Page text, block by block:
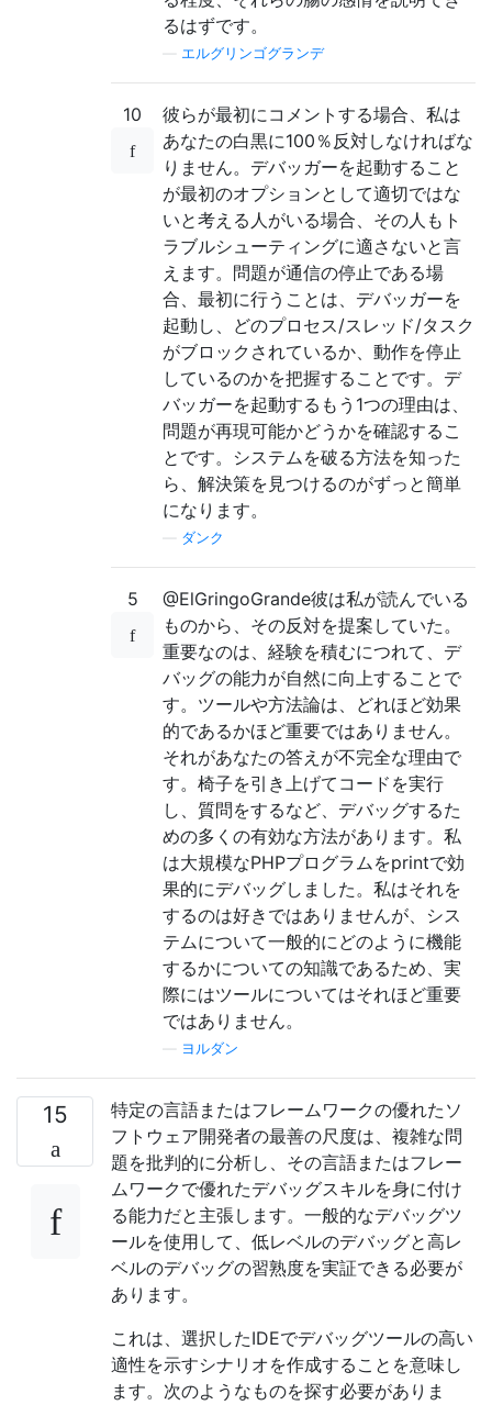
るはずです。
エルグリンゴグランデ
10
彼らが最初にコメントする場合、私は
あなたの白黒に100％反対しなければな
りません。デバッガーを起動すること
が最初のオプションとして適切ではな
いと考える人がいる場合、その人もト
ラブルシューティングに適さないと言
えます。問題が通信の停止である場
合、最初に行うことは、デバッガーを
起動し、どのプロセス/スレッド/タスク
がブロックされているか、動作を停止
しているのかを把握することです。デ
バッガーを起動するもう1つの理由は、
問題が再現可能かどうかを確認するこ
とです。システムを破る方法を知った
ら、解決策を見つけるのがずっと簡単
になります。
ダンク
5
@ElGringoGrande彼は私が読んでいる
ものから、その反対を提案していた。
重要なのは、経験を積むにつれて、デ
バッグの能力が自然に向上することで
す。ツールや方法論は、どれほど効果
的であるかほど重要ではありません。
それがあなたの答えが不完全な理由で
す。椅子を引き上げてコードを実行
し、質問をするなど、デバッグするた
めの多くの有効な方法があります。私
は大規模なPHPプログラムをprintで効
果的にデバッグしました。私はそれを
するのは好きではありませんが、シス
テムについて一般的にどのように機能
するかについての知識であるため、実
際にはツールについてはそれほど重要
ではありません。
ヨルダン
15
特定の言語またはフレームワークの優れたソ
フトウェア開発者の最善の尺度は、複雑な問
題を批判的に分析し、その言語またはフレー
ムワークで優れたデバッグスキルを身に付け
る能力だと主張します。一般的なデバッグツ
ールを使用して、低レベルのデバッグと高レ
ベルのデバッグの習熟度を実証できる必要が
あります。
これは、選択したIDEでデバッグツールの高い
適性を示すシナリオを作成することを意味し
ます。次のようなものを探す必要がありま